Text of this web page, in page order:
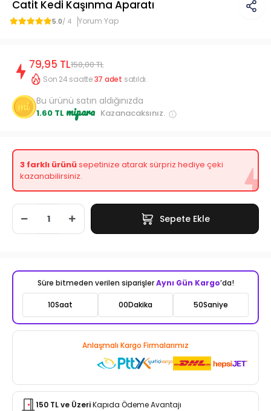
Catit Kedi Kaşınma Aparatı
5.0/ 4 Yorum Yap
79,95 TL150,00 TL
Son 24 saatte37 adet satıldı.
Bu ürünü satın aldığınızda
1.60 TL mipara Kazanacaksınız.
3 farklı ürünüsepetinize atarak sürpriz hediye çeki
kazanabilirsiniz.
Sepete Ekle
Süre bitmeden verilen siparişlerAynı Gün Kargo’da!
10Saat 00Dakika 48Saniye
Anlaşmalı Kargo Firmalarımız
150 TL ve ÜzeriKapıda Ödeme Avantajı